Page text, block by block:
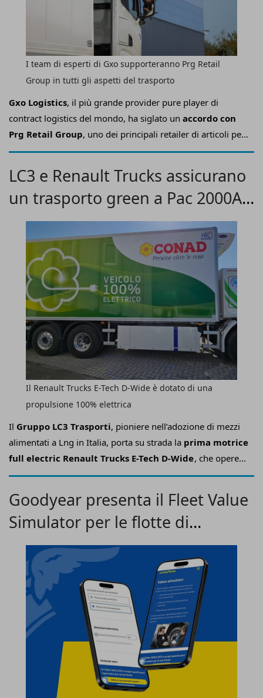
Gxo Logistics, il più grande provider pure player di
contract logistics del mondo, ha siglato un accordo con
Prg Retail Group, uno dei principali retailer di articoli per
l’infanzia e il giocattolo, come partner per ilservizio
I team di esperti di Gxo supporteranno Prg Retail
Group in tutti gli aspetti del trasporto
LC3 e Renault Trucks assicurano
un trasporto green a Pac 2000A
Conad
Il Gruppo LC3 Trasporti, pioniere nell’adozione di mezzi
alimentati a Lng in Italia, porta su strada la prima motrice
full electric Renault Trucks E-Tech D-Wide, che opererà
sulla città di Perugia per il trasporto dei prodotti destinati
Il Renault Trucks E-Tech D-Wide è dotato di una
propulsione 100% elettrica
Goodyear presenta il Fleet Value
Simulator per le flotte di
trasporto